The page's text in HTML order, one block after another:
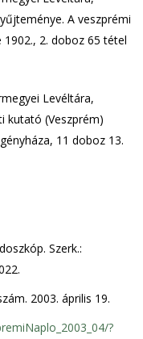
A veszprémi
2. doboz 65 tétel
Levéltára,
kutató (Veszprém)
11 doboz 13.
Szerk.:
2003. április 19.
?